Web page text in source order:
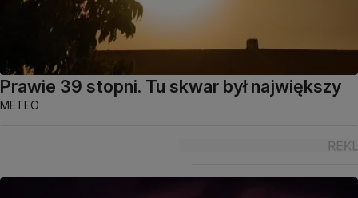
Prawie 39 stopni. Tu skwar był największy
METEO